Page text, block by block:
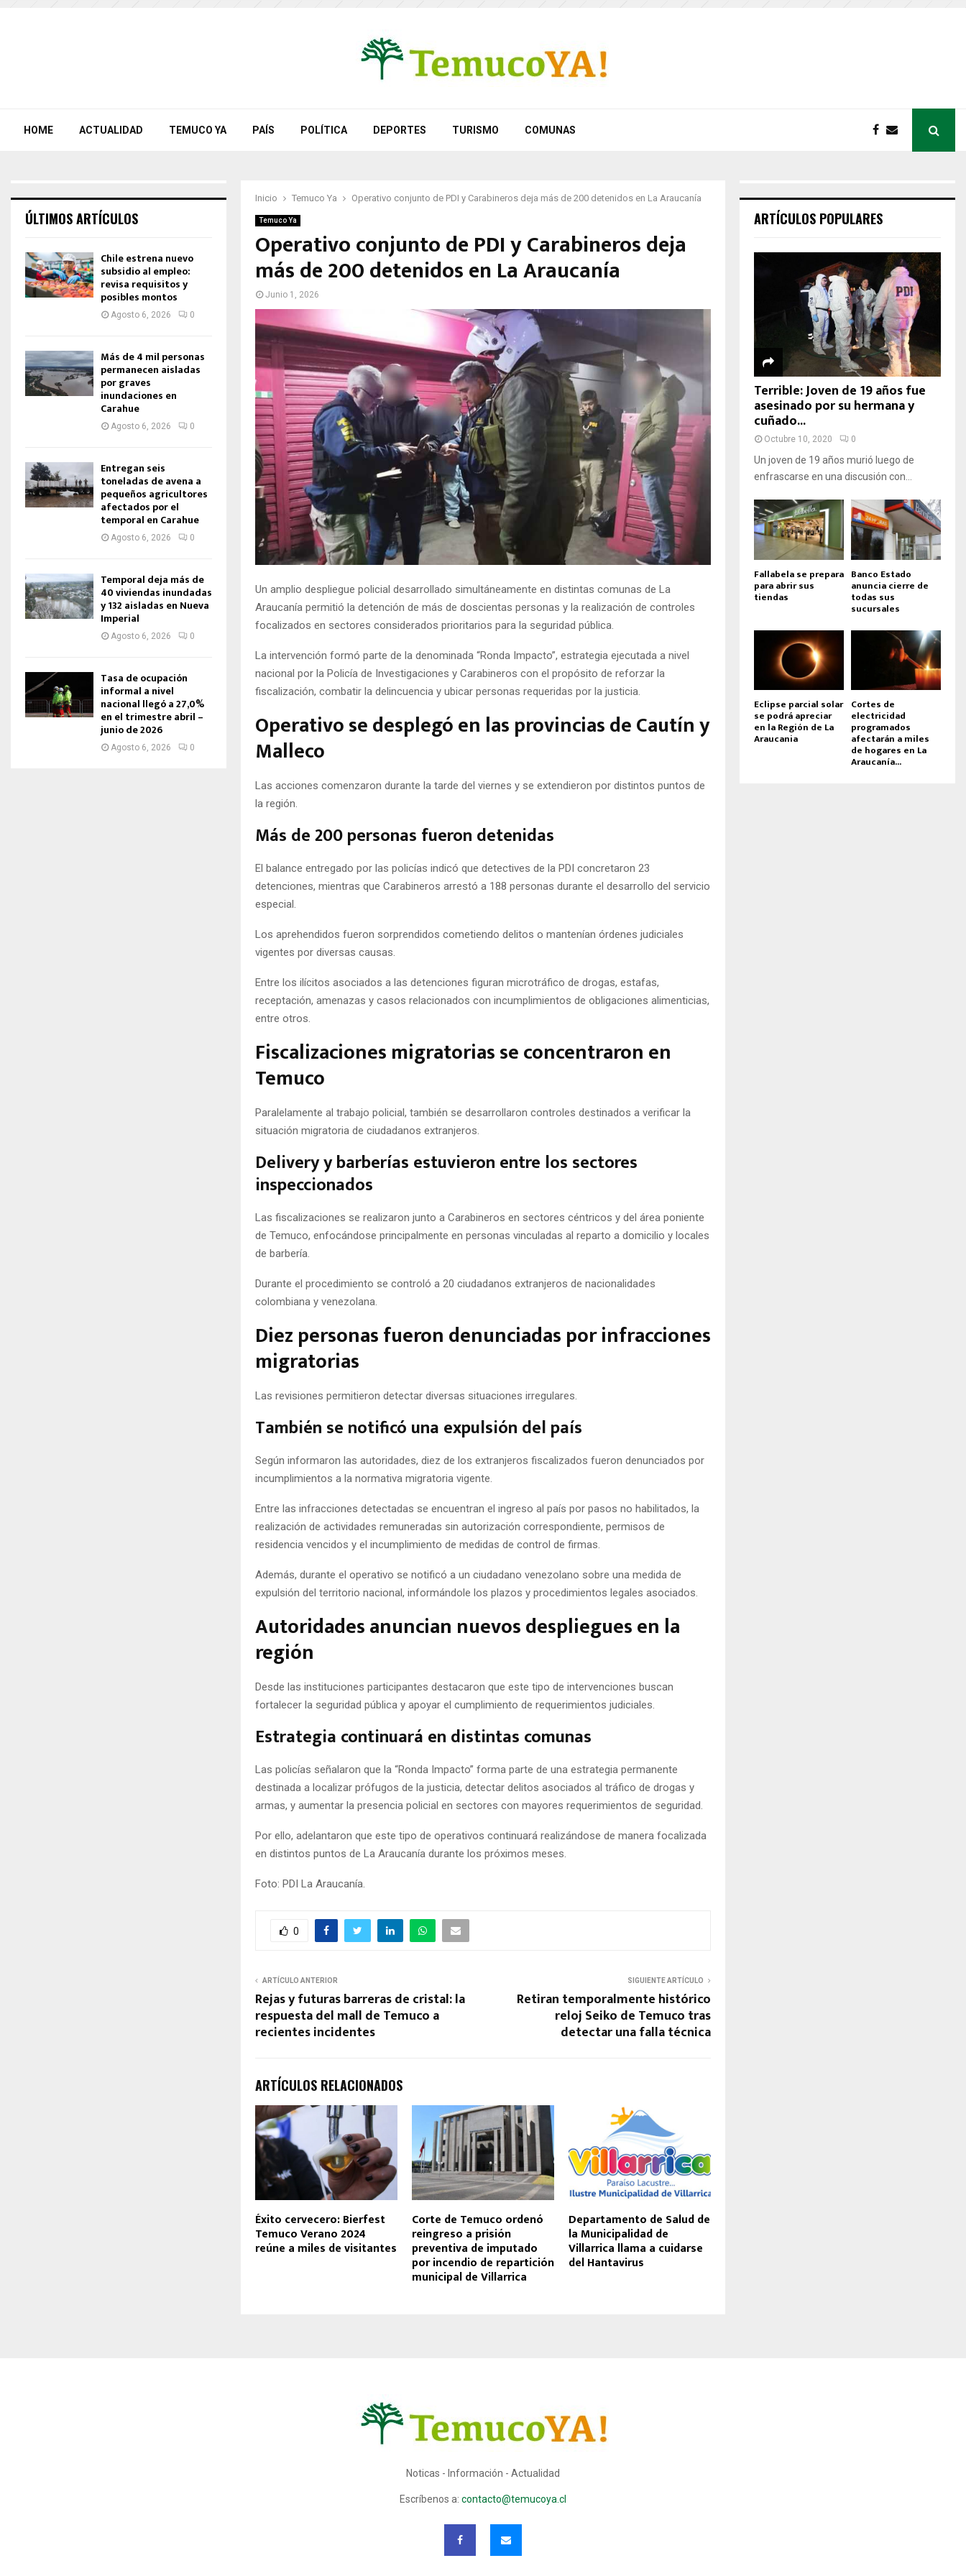
HOME ACTUALIDAD TEMUCO YA PAÍS POLÍTICA DEPORTES TURISMO COMUNAS
Inicio Temuco Ya Operativo conjunto de PDI y Carabineros deja más de 200 detenidos en La Araucanía
Temuco Ya
Operativo conjunto de PDI y Carabineros deja
más de 200 detenidos en La Araucanía
Junio 1, 2026
Un amplio despliegue policial desarrollado simultáneamente en distintas comunas de La
Araucanía permitió la detención de más de doscientas personas y la realización de controles
focalizados en sectores considerados prioritarios para la seguridad pública.
La intervención formó parte de la denominada “Ronda Impacto”, estrategia ejecutada a nivel
nacional por la Policía de Investigaciones y Carabineros con el propósito de reforzar la
fiscalización, combatir la delincuencia y ubicar personas requeridas por la justicia.
Operativo se desplegó en las provincias de Cautín y
Malleco
Las acciones comenzaron durante la tarde del viernes y se extendieron por distintos puntos de
la región.
Más de 200 personas fueron detenidas
El balance entregado por las policías indicó que detectives de la PDI concretaron 23
detenciones, mientras que Carabineros arrestó a 188 personas durante el desarrollo del servicio
especial.
Los aprehendidos fueron sorprendidos cometiendo delitos o mantenían órdenes judiciales
vigentes por diversas causas.
Entre los ilícitos asociados a las detenciones figuran microtráfico de drogas, estafas,
receptación, amenazas y casos relacionados con incumplimientos de obligaciones alimenticias,
entre otros.
Fiscalizaciones migratorias se concentraron en
Temuco
Paralelamente al trabajo policial, también se desarrollaron controles destinados a verificar la
situación migratoria de ciudadanos extranjeros.
Delivery y barberías estuvieron entre los sectores
inspeccionados
Las fiscalizaciones se realizaron junto a Carabineros en sectores céntricos y del área poniente
de Temuco, enfocándose principalmente en personas vinculadas al reparto a domicilio y locales
de barbería.
Durante el procedimiento se controló a 20 ciudadanos extranjeros de nacionalidades
colombiana y venezolana.
Diez personas fueron denunciadas por infracciones
migratorias
Las revisiones permitieron detectar diversas situaciones irregulares.
También se notificó una expulsión del país
Según informaron las autoridades, diez de los extranjeros fiscalizados fueron denunciados por
incumplimientos a la normativa migratoria vigente.
Entre las infracciones detectadas se encuentran el ingreso al país por pasos no habilitados, la
realización de actividades remuneradas sin autorización correspondiente, permisos de
residencia vencidos y el incumplimiento de medidas de control de firmas.
Además, durante el operativo se notificó a un ciudadano venezolano sobre una medida de
expulsión del territorio nacional, informándole los plazos y procedimientos legales asociados.
Autoridades anuncian nuevos despliegues en la
región
Desde las instituciones participantes destacaron que este tipo de intervenciones buscan
fortalecer la seguridad pública y apoyar el cumplimiento de requerimientos judiciales.
Estrategia continuará en distintas comunas
Las policías señalaron que la “Ronda Impacto” forma parte de una estrategia permanente
destinada a localizar prófugos de la justicia, detectar delitos asociados al tráfico de drogas y
armas, y aumentar la presencia policial en sectores con mayores requerimientos de seguridad.
Por ello, adelantaron que este tipo de operativos continuará realizándose de manera focalizada
en distintos puntos de La Araucanía durante los próximos meses.
Foto: PDI La Araucanía.
0
ARTÍCULO ANTERIOR
Rejas y futuras barreras de cristal: la
respuesta del mall de Temuco a
recientes incidentes
SIGUIENTE ARTÍCULO
Retiran temporalmente histórico
reloj Seiko de Temuco tras
detectar una falla técnica
ARTÍCULOS RELACIONADOS
Éxito cervecero: Bierfest
Temuco Verano 2024
reúne a miles de visitantes
Corte de Temuco ordenó
reingreso a prisión
preventiva de imputado
por incendio de repartición
municipal de Villarrica
Departamento de Salud de
la Municipalidad de
Villarrica llama a cuidarse
del Hantavirus
ÚLTIMOS ARTÍCULOS
Chile estrena nuevo
subsidio al empleo:
revisa requisitos y
posibles montos
Agosto 6, 2026 0
Más de 4 mil personas
permanecen aisladas
por graves
inundaciones en
Carahue
Agosto 6, 2026 0
Entregan seis
toneladas de avena a
pequeños agricultores
afectados por el
temporal en Carahue
Agosto 6, 2026 0
Temporal deja más de
40 viviendas inundadas
y 132 aisladas en Nueva
Imperial
Agosto 6, 2026 0
Tasa de ocupación
informal a nivel
nacional llegó a 27,0%
en el trimestre abril –
junio de 2026
Agosto 6, 2026 0
ARTÍCULOS POPULARES
Terrible: Joven de 19 años fue
asesinado por su hermana y
cuñado...
Octubre 10, 2020 0
Un joven de 19 años murió luego de
enfrascarse en una discusión con...
Fallabela se prepara
para abrir sus
tiendas
Banco Estado
anuncia cierre de
todas sus
sucursales
Eclipse parcial solar
se podrá apreciar
en la Región de La
Araucania
Cortes de
electricidad
programados
afectarán a miles
de hogares en La
Araucanía...
Noticas - Información - Actualidad
Escríbenos a: contacto@temucoya.cl